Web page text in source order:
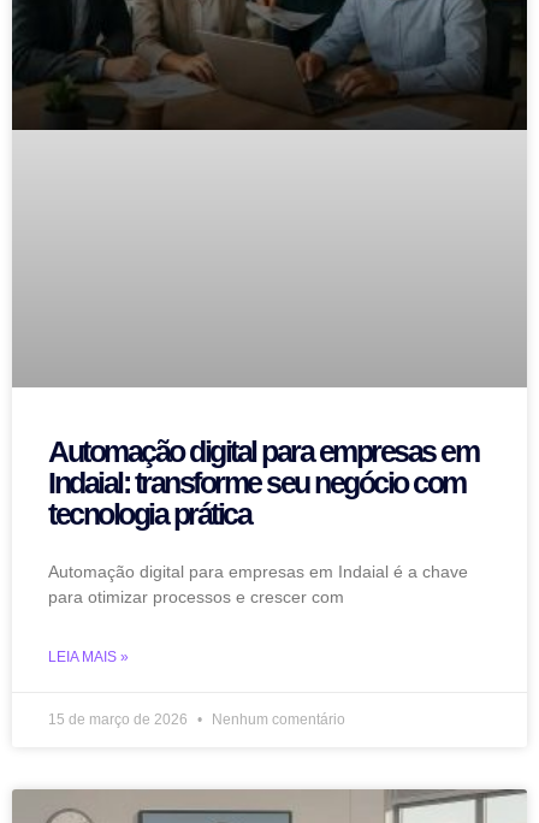
Automação digital para empresas em
Indaial: transforme seu negócio com
tecnologia prática
Automação digital para empresas em Indaial é a chave
para otimizar processos e crescer com
LEIA MAIS »
15 de março de 2026 Nenhum comentário